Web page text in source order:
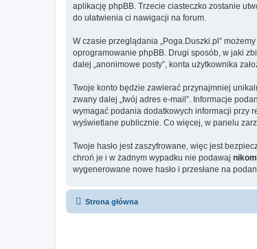
aplikację phpBB. Trzecie ciasteczko zostanie
do ułatwienia ci nawigacji na forum.
W czasie przeglądania „Poga.Duszki.pl”
oprogramowanie phpBB. Drugi sposób, w jaki
dalej „anonimowe posty”, konta użytkownika
Twoje konto będzie zawierać przynajmniej
zwany dalej „twój adres e-mail”. Informacje
wymagać podania dodatkowych informacji przy
wyświetlane publicznie. Co więcej, w panelu
Twoje hasło jest zaszyfrowane, więc jest
chroń je i w żadnym wypadku nie podawaj
wygenerowane nowe hasło i przesłane na
Strona główna